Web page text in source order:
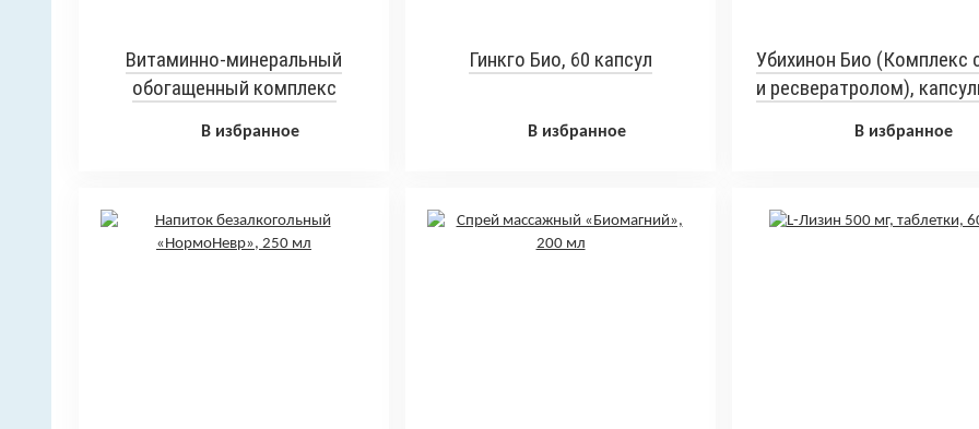
Витаминно-минеральный
обогащенный комплекс
В избранное
Гинкго Био, 60 капсул
В избранное
Убихинон Био (Комплекс
и ресвератролом),
В избранное